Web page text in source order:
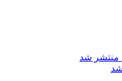
منتشر شد